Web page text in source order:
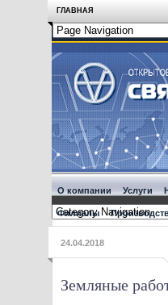
ГЛАВНАЯ
О компании Услуги
Филиалы
24.04.2018
Земляные